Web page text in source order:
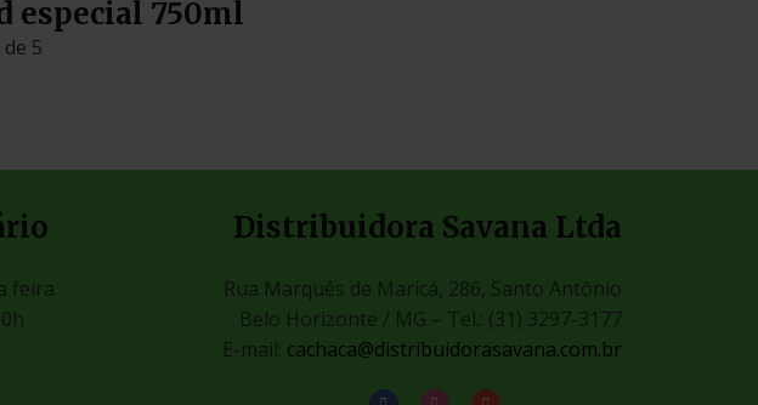
especial 750ml
de 5
feira
Distribuidora Savana Ltda
Rua Marquês de Maricá, 286, Santo Antônio
Belo Horizonte / MG – Tel.: (31) 3297-3177
E-mail: cachaca@distribuidorasavana.com.br